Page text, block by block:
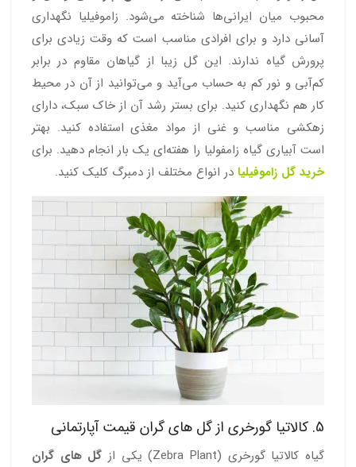
محبوب میان ایرانی‌ها شناخته می‌شود. زاموفیلیا نگهداری
آسانی دارد و برای افرادی مناسب است که وقت زیادی برای
پرورش گیاه ندارند. این گل زیبا از گیاهان مقاوم در برابر
کم‌آبی و نور کم به‌ حساب می‌آید و می‌توانید از آن در محیط
کار هم نگهداری کنید. برای بستر رشد آن از خاک سبک، دارای
زهکشی مناسب و غنی از مواد مغذی استفاده کنید. بهتر
است آبیاری گیاه زامفولیا را هفته‌ای یک بار انجام دهید. برای
خرید گل زاموفیلیا در انواع مختلف از دمبرگ کلیک کنید.
5. کالاتیا گورخری از گل های گران قیمت آپارتمانی
گیاه کالاتیا گورخری (Zebra Plant) یکی از
گل های گران